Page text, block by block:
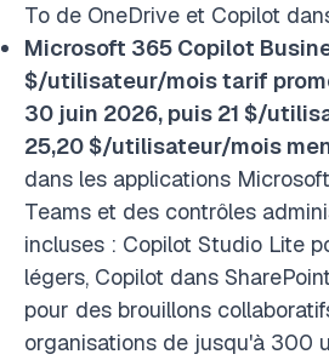
To de OneDrive et Copilot
Microsoft 365 Copilot
$/utilisateur/mois tarif
30 juin 2026, puis 21 $/
25,20 $/utilisateur/mois
dans les applications
Teams et des contrôles
incluses : Copilot Studio Lite
légers, Copilot dans
pour des brouillons
organisations de jusqu'à 300